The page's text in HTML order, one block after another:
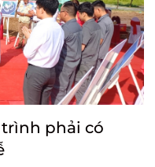
trình phải có